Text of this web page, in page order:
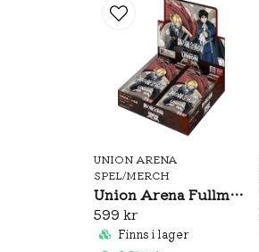
UNION ARENA
SPEL/MERCH
Union Arena Fullmetal Alchemist Brotherhood Booster Box (JP)
599 kr
Finns i lager